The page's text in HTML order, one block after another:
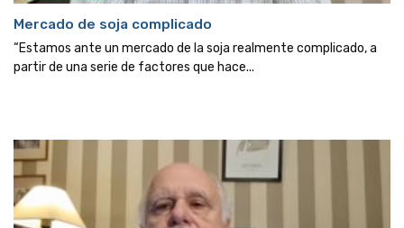
Mercado de soja complicado
“Estamos ante un mercado de la soja realmente complicado, a
partir de una serie de factores que hace...